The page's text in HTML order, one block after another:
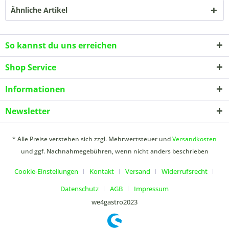
Ähnliche Artikel
So kannst du uns erreichen
Shop Service
Informationen
Newsletter
* Alle Preise verstehen sich zzgl. Mehrwertsteuer undVersandkosten
und ggf. Nachnahmegebühren, wenn nicht anders beschrieben
Cookie-Einstellungen Kontakt Versand
Widerrufsrecht
Datenschutz
AGB
Impressum
we4gastro2023